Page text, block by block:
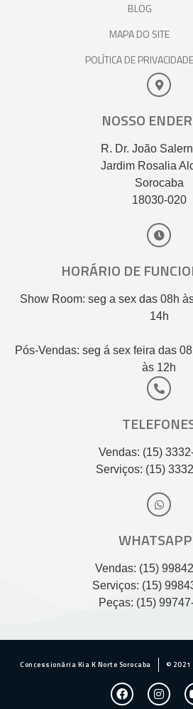
BLOG
MAPA DO SITE
POLÍTICA DE PRIVACIDADE
NOSSO
R. Dr. João
Jardim Rosalia
Sorocaba
18030-020
HORÁRIO DE
Show Room: seg a sex das 08h
14h
Pós-Vendas: seg á sex feira das
às 12h
Vendas: (15)
Serviços: (15)
Vendas: (15)
Serviços: (15)
Peças: (15)
Concessionária Kia K Norte Sorocaba ©